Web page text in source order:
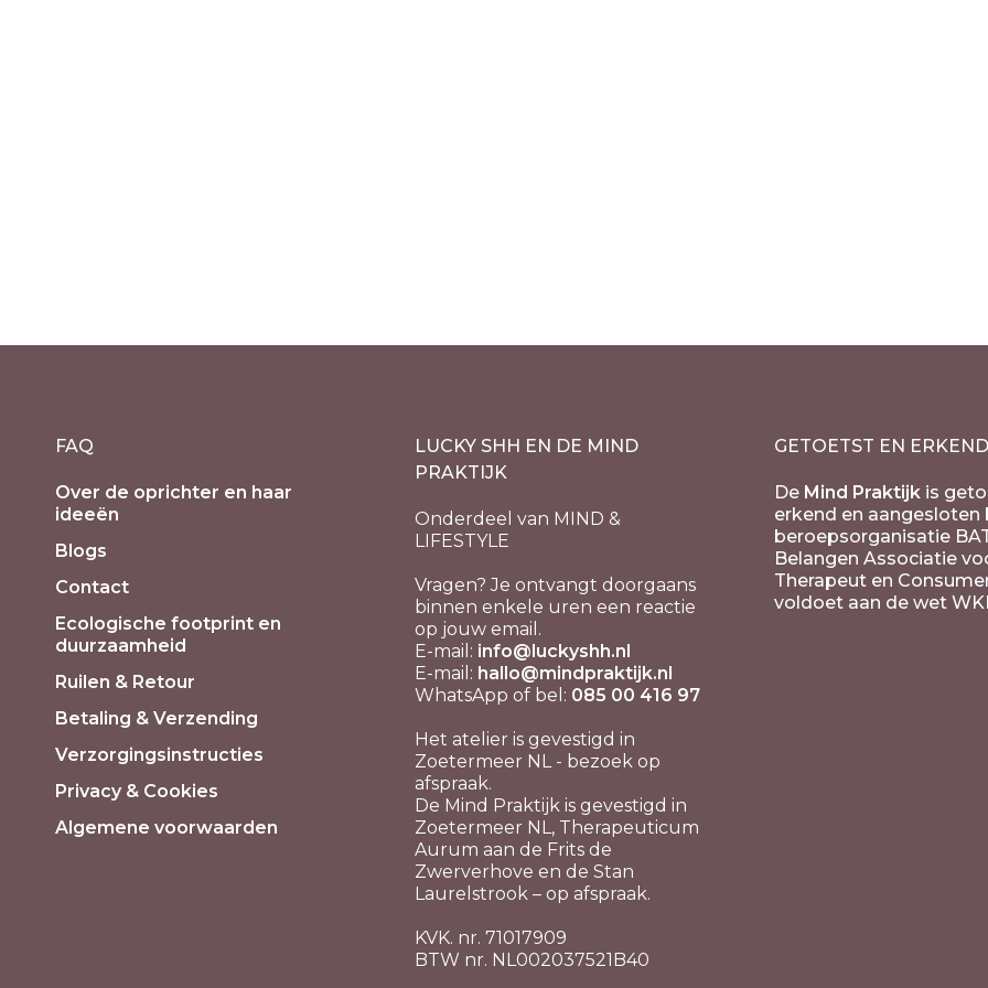
FAQ
Over de oprichter en haar
ideeën
Blogs
Contact
Ecologische footprint en
duurzaamheid
Ruilen & Retour
Betaling & Verzending
Verzorgingsinstructies
Privacy & Cookies
Algemene voorwaarden
LUCKY SHH EN DE MIND
PRAKTIJK
Onderdeel van MIND &
LIFESTYLE
Vragen? Je ontvangt doorgaans
binnen enkele uren een reactie
op jouw email.
E-mail: info@luckyshh.nl
E-mail: hallo@mindpraktijk.nl
WhatsApp of bel: 085 00 416 97
Het atelier is gevestigd in
Zoetermeer NL - bezoek op
afspraak.
De Mind Praktijk is gevestigd in
Zoetermeer NL, Therapeuticum
Aurum aan de Frits de
Zwerverhove en de Stan
Laurelstrook – op afspraak.
KVK. nr. 71017909
BTW nr. NL002037521B40
GETOETST EN ERKEND
De Mind Praktijk is
erkend en aangesloten
beroepsorganisatie
Belangen Associatie
Therapeut en
voldoet aan de wet